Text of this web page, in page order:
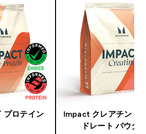
プロテイン
Impact クレアチン モ
ドレート パウダ